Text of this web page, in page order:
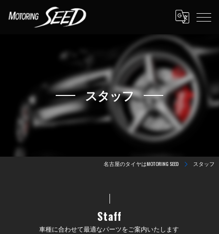
スタッフ
名古屋のタイヤはMOTORING SEED スタッフ
車種に合わせて最適なパーツをご案内いたします
Staff